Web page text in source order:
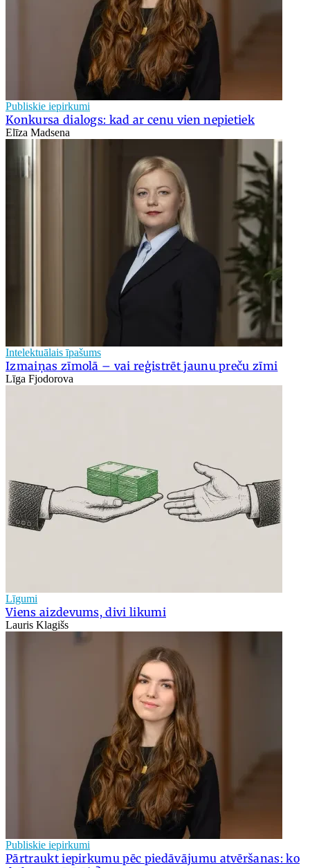
Publiskie iepirkumi
Konkursa dialogs: kad ar cenu vien nepietiek
Elīza Madsena
Intelektuālais īpašums
Izmaiņas zīmolā – vai reģistrēt jaunu preču zīmi
Līga Fjodorova
Līgumi
Viens aizdevums, divi likumi
Lauris Klagišs
Publiskie iepirkumi
Pārtraukt iepirkumu pēc piedāvājumu atvēršanas: ko